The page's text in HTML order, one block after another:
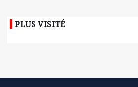
PLUS VISITÉ